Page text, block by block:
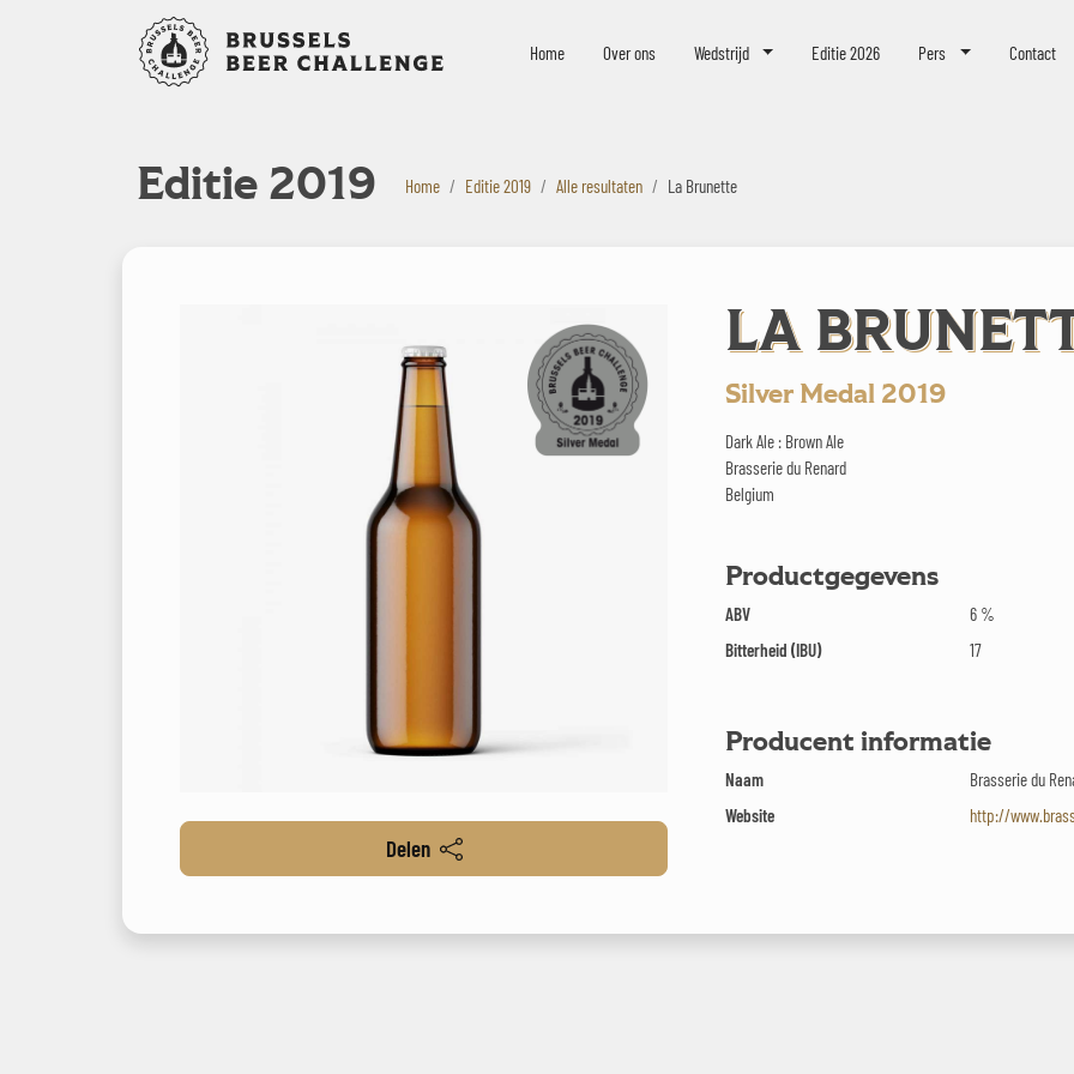
Home Over ons Wedstrijd Editie 2026 Pers Contact
Editie 2019 Home Editie 2019 Alle resultaten La Brunette
Delen
LA
Silver Medal 2019
Dark Ale : Brown Ale
Brasserie du Renard
Belgium
Productgegevens
ABV
6 %
Bitterheid (IBU)
17
Producent informatie
Naam
Brasserie du
Website
http://